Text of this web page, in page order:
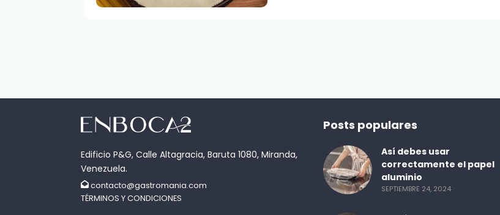
Edificio P&G, Calle Altagracia, Baruta 1080, Miranda,
Venezuela.
contacto@gastromania.com
TÉRMINOS Y CONDICIONES
Posts populares
Así debes usar
correctamente el papel
aluminio
SEPTIEMBRE 24, 2024